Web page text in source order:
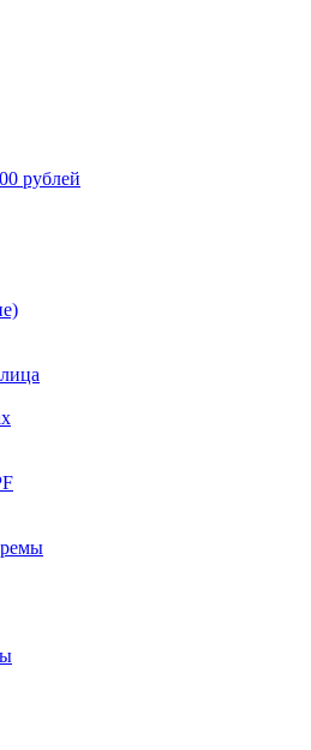
рублей